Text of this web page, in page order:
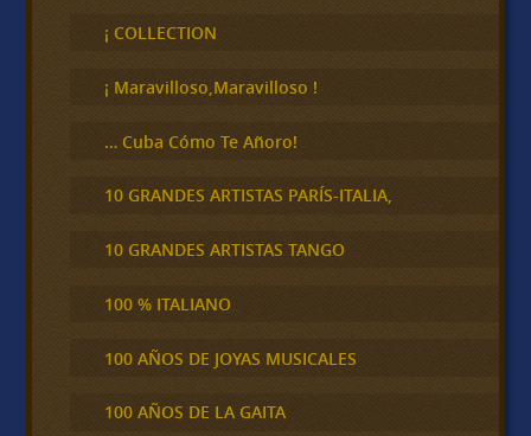
c
a
¡ COLLECTION
¡ Maravilloso,Maravilloso !
… Cuba Cómo Te Añoro!
10 GRANDES ARTISTAS PARÍS-ITALIA,
10 GRANDES ARTISTAS TANGO
100 % ITALIANO
100 AÑOS DE JOYAS MUSICALES
100 AÑOS DE LA GAITA